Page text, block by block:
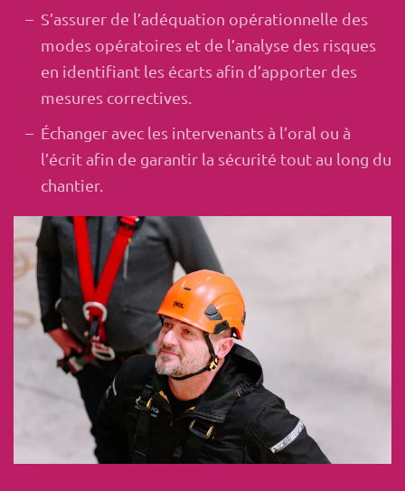
S’assurer de l’adéquation opérationnelle des
modes opératoires et de l’analyse des risques
en identifiant les écarts afin d’apporter des
mesures correctives.
Échanger avec les intervenants à l’oral ou à
l’écrit afin de garantir la sécurité tout au long du
chantier.